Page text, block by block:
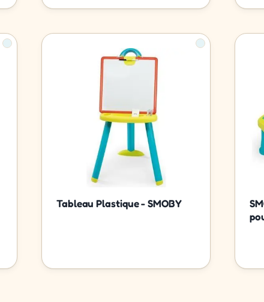
Tableau Plastique - SMOBY